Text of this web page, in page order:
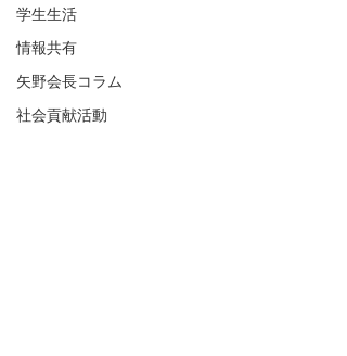
学生生活
情報共有
矢野会長コラム
社会貢献活動